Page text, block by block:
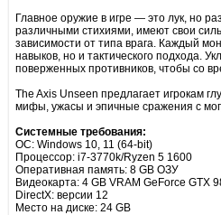
Главное оружие в игре — это лук, но
различными стихиями, имеют свои
зависимости от типа врага. Каждый
навыков, но и тактического подхода.
поверженных противников, чтобы со
The Axis Unseen предлагает игрокам
мифы, ужасы и эпичные сражения с
Системные требования:
ОС: Windows 10, 11 (64-bit)
Процессор: i7-3770k/Ryzen 5 1600
Оперативная память: 8 GB ОЗУ
Видеокарта: 4 GB VRAM GeForce GTX
DirectX: версии 12
Место на диске: 24 GB